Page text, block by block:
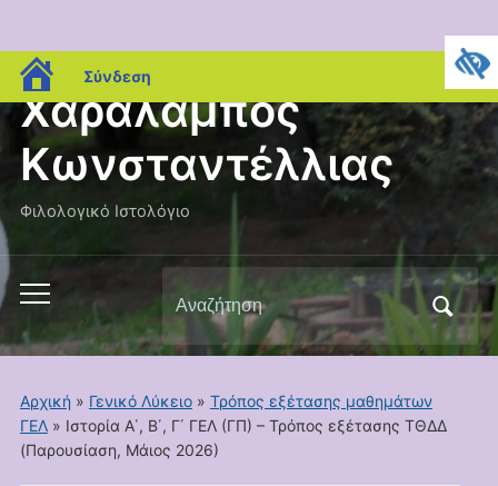
blogs.sch.gr
Σύνδεση
Χαράλαμπος
Κωνσταντέλλιας
Φιλολογικό Ιστολόγιο
Εναλλαγή
του
μενού
για
κινητά
Αναζήτηση
για:
Αρχική » Γενικό Λύκειο» Τρόπος εξέτασης μαθημάτων
ΓΕΛ» Ιστορία Α΄, Β΄, Γ΄ ΓΕΛ (ΓΠ) – Τρόπος εξέτασης ΤΘΔΔ
(Παρουσίαση, Μάιος 2026)